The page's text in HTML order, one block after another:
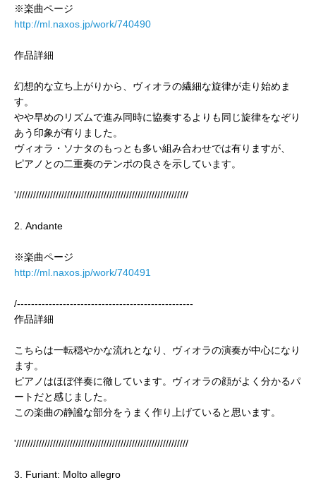
※楽曲ページ
http://ml.naxos.jp/work/740490
作品詳細
幻想的な立ち上がりから、ヴィオラの繊細な旋律が走り始めま
す。
やや早めのリズムで進み同時に協奏するよりも同じ旋律をなぞり
あう印象が有りました。
ヴィオラ・ソナタのもっとも多い組み合わせでは有りますが、
ピアノとの二重奏のテンポの良さを示しています。
'/////////////////////////////////////////////////////////////
2. Andante
※楽曲ページ
http://ml.naxos.jp/work/740491
/--------------------------------------------------
作品詳細
こちらは一転穏やかな流れとなり、ヴィオラの演奏が中心になり
ます。
ピアノはほぼ伴奏に徹しています。ヴィオラの顔がよく分かるパ
ートだと感じました。
この楽曲の静謐な部分をうまく作り上げていると思います。
'/////////////////////////////////////////////////////////////
3. Furiant: Molto allegro